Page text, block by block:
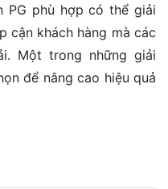
PG phù hợp có thể giải
cận khách hàng mà các
Một trong những giải
để nâng cao hiệu quả